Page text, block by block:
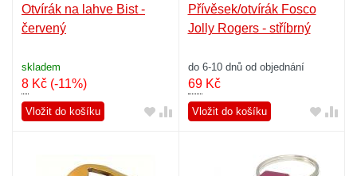
Otvírák na lahve Bist -
červený
skladem
8 Kč (-11%)
Vložit do košíku
Přívěsek/otvírák Fosco
Jolly Rogers - stříbrný
do 6-10 dnů od objednání
69Kč
Vložit do košíku